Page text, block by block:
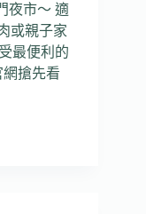
夜市～ 適
或親子家
最便利的
搶先看